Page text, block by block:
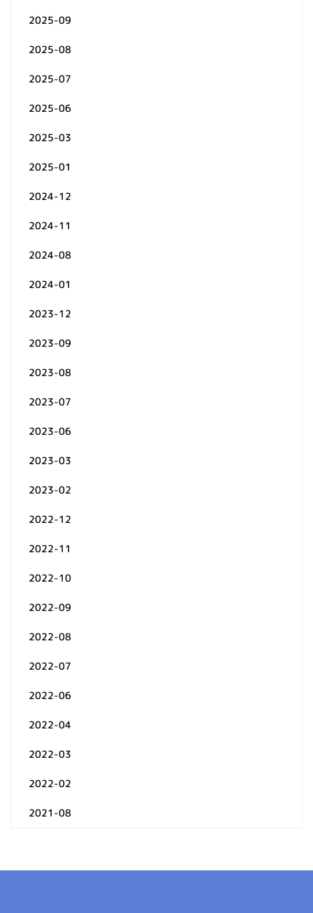
2025-09
2025-08
2025-07
2025-06
2025-03
2025-01
2024-12
2024-11
2024-08
2024-01
2023-12
2023-09
2023-08
2023-07
2023-06
2023-03
2023-02
2022-12
2022-11
2022-10
2022-09
2022-08
2022-07
2022-06
2022-04
2022-03
2022-02
2021-08